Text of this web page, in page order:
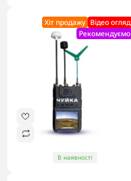
Хіт продажу Відео огляд
Рекомендуємо
В наявності